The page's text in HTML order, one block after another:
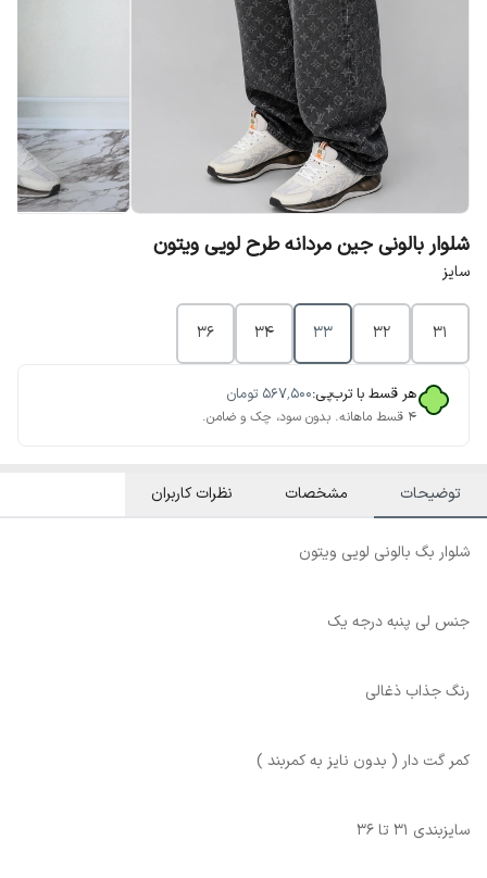
شلوار بالونی جین مردانه طرح لویی ویتون
سایز
31
32
33
34
36
هر قسط با ترب‌پی:۵۶۷٬۵۰۰ تومان
۴ قسط ماهانه. بدون سود، چک و ضامن.
توضیحات مشخصات نظرات کاربران
شلوار بگ بالونی لویی ویتون
جنس لی پنبه درجه یک
رنگ جذاب ذغالی
کمر گت دار ( بدون نایز به کمربند )
سایزبندی 31 تا 36